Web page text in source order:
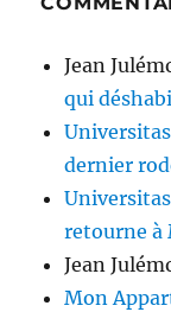
Jean
qui
dernier
retourne à
Jean
Mon